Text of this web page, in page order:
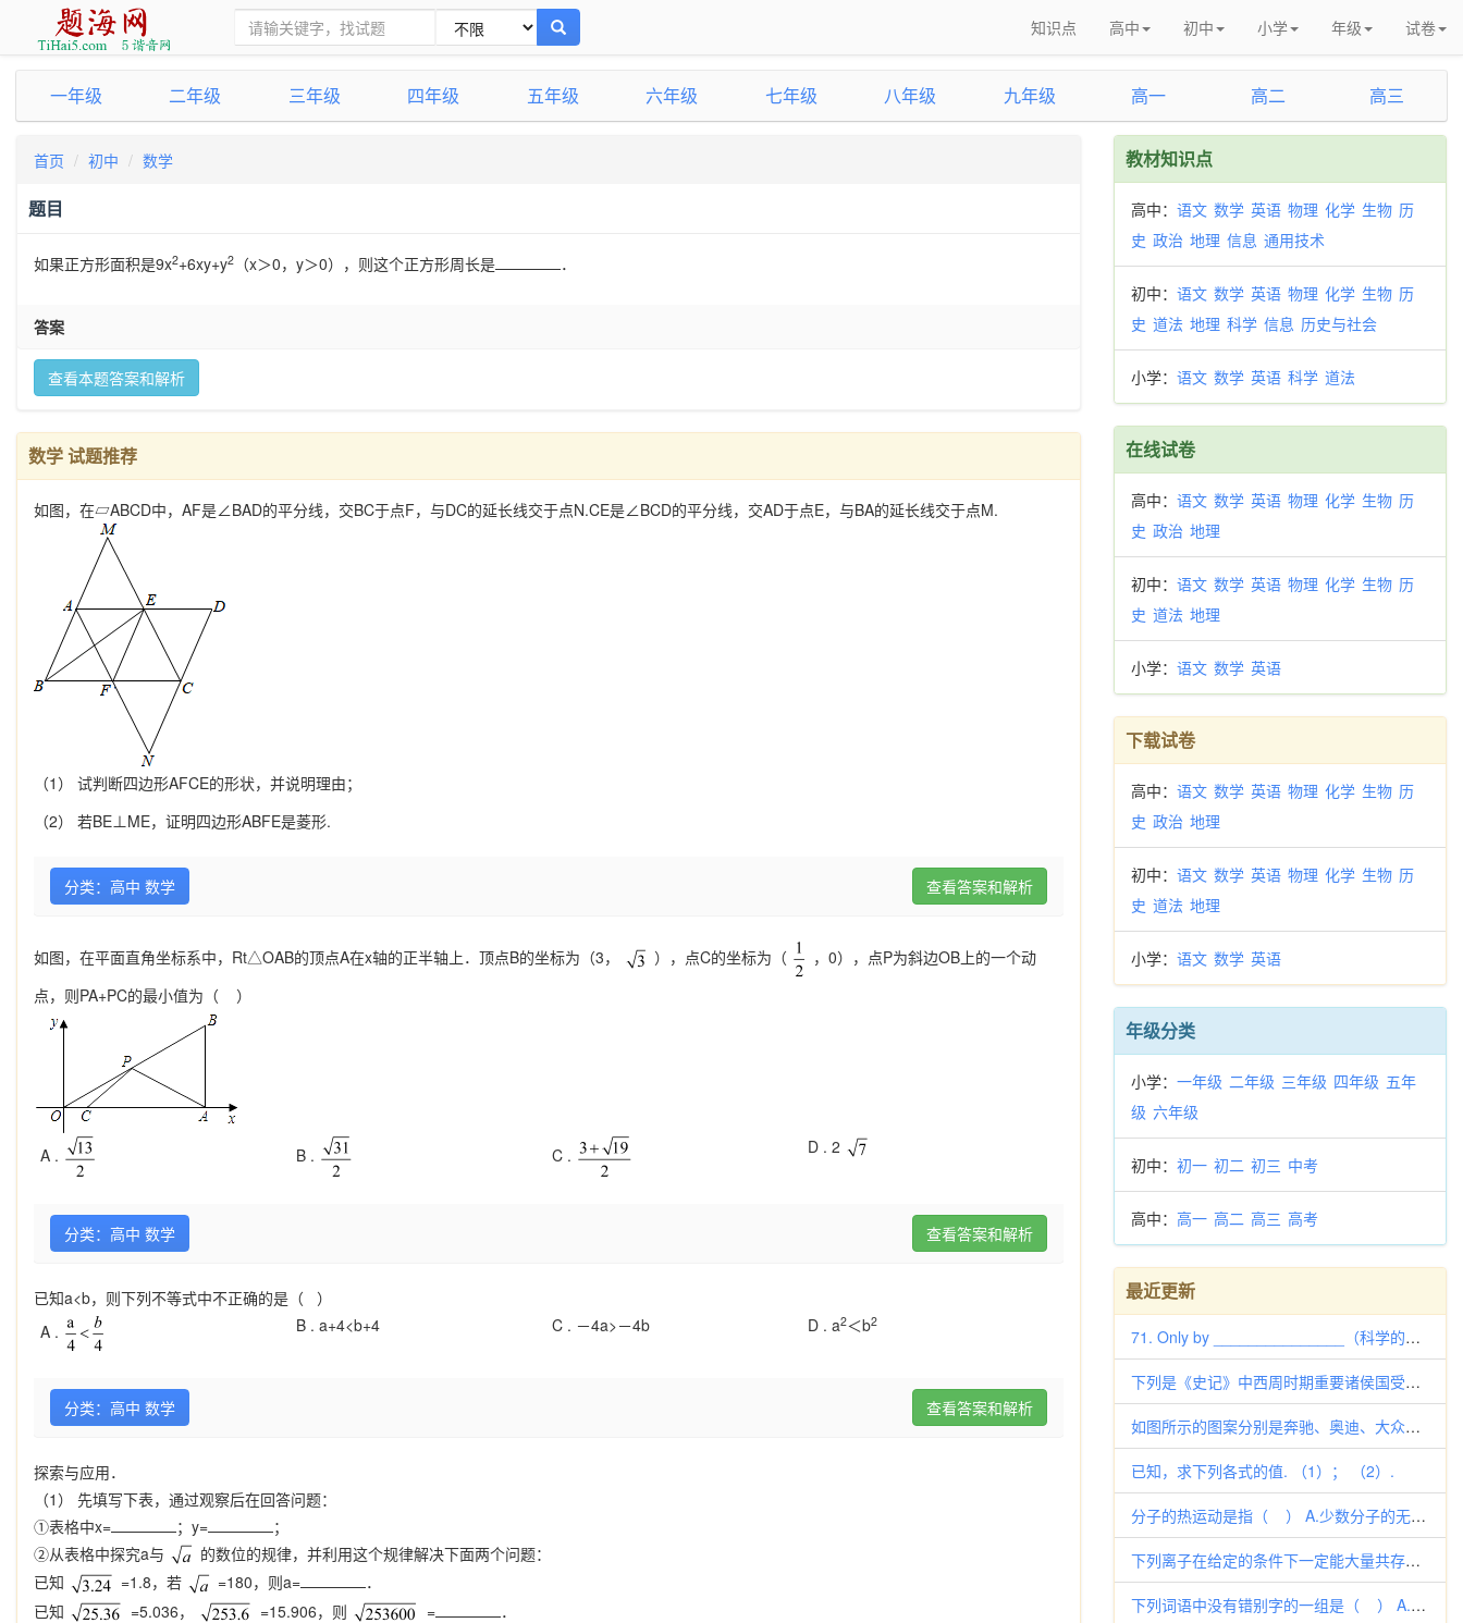
知识点 高中 初中 小学 年级 试卷
一年级 二年级 三年级 四年级 五年级 六年级 七年级 八年级 九年级 高一 高二 高三
首页 初中 数学
题目
如果正方形面积是9x2+6xy+y2 （x＞0，y＞0），则这个正方形周长是 ．
答案
查看本题答案和解析
数学 试题推荐
如图，在▱ABCD中，AF是∠BAD的平分线，交BC于点F，与DC的延长线交于点N.CE是∠BCD的平分线，交AD于点E，与BA的延长线交于点M.
（1） 试判断四边形AFCE的形状，并说明理由；
（2） 若BE⊥ME，证明四边形ABFE是菱形.
分类：高中 数学 查看答案和解析
如图，在平面直角坐标系中，Rt△OAB的顶点A在x轴的正半轴上．顶点B的坐标为（3， ），点C的坐标为（
，0），点P为斜边OB上的一个动
点，则PA+PC的最小值为（ ）
A . B . C . D . 2
分类：高中 数学 查看答案和解析
已知a<b，则下列不等式中不正确的是（ ）
A .
B . a+4<b+4 C . －4a>－4b D . a2＜b2
分类：高中 数学 查看答案和解析
探索与应用．
（1） 先填写下表，通过观察后在回答问题：
①表格中x=
；y=
；
②从表格中探究a与
的数位的规律，并利用这个规律解决下面两个问题：
已知
=1.8，若 =180，则a=
．
已知
=5.036， =15.906，则 =
．
教材知识点
高中： 语文 数学 英语 物理 化学 生物 历
史 政治 地理 信息 通用技术
初中： 语文 数学 英语 物理 化学 生物 历
史 道法 地理 科学 信息 历史与社会
小学： 语文 数学 英语 科学 道法
在线试卷
高中： 语文 数学 英语 物理 化学 生物 历
史 政治 地理
初中： 语文 数学 英语 物理 化学 生物 历
史 道法 地理
小学： 语文 数学 英语
下载试卷
高中： 语文 数学 英语 物理 化学 生物 历
史 政治 地理
初中： 语文 数学 英语 物理 化学 生物 历
史 道法 地理
小学： 语文 数学 英语
年级分类
小学： 一年级 二年级 三年级 四年级 五年
级 六年级
初中： 初一 初二 初三 中考
高中： 高一 高二 高三 高考
最近更新
71. Only by _______________（科学的）training can Liu Xiang make
下列是《史记》中西周时期重要诸侯国受封情况的记载，其中属于同一类受封对象的是 ①“吴太伯，太伯弟仲雍，皆太王之子，丽王季
如图所示的图案分别是奔驰、奥迪、大众、三菱汽车的车标，其中，可以看作由“基本图案”经过平移得到的是
已知，求下列各式的值. （1）； （2）.
分子的热运动是指（ ） A.少数分子的无规则运动 B.一个分子的无规则运动
下列离子在给定的条件下一定能大量共存的是 A．加入Al粉放出H2的溶液中：Na+、K+、Fe3+、NO3—B．c(Fe3
下列词语中没有错别字的一组是（ ） A.形骸 辨证法 入不敷出 循私舞弊 B.寒暄 金刚钻